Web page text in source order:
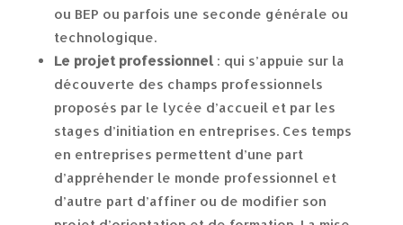
ou BEP ou parfois une seconde générale ou
technologique.
Le projet professionnel: qui s’appuie sur la
découverte des champs professionnels
proposés par le lycée d’accueil et par les
stages d’initiation en entreprises. Ces temps
en entreprises permettent d’une part
d’appréhender le monde professionnel et
d’autre part d’affiner ou de modifier son